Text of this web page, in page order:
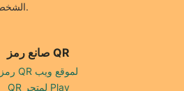
الشخصية والتجارية على حد سواء.
صانع رمز QR
رمز QR لموقع ويب
QR لمتجر Play